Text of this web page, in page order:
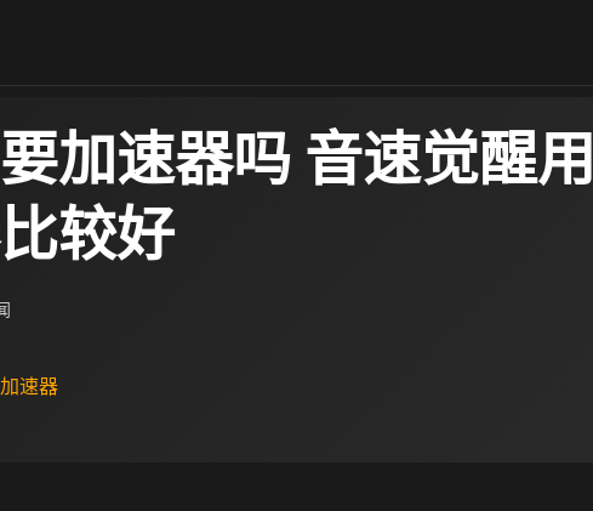
加速器吗 音速觉醒用
较好
速器